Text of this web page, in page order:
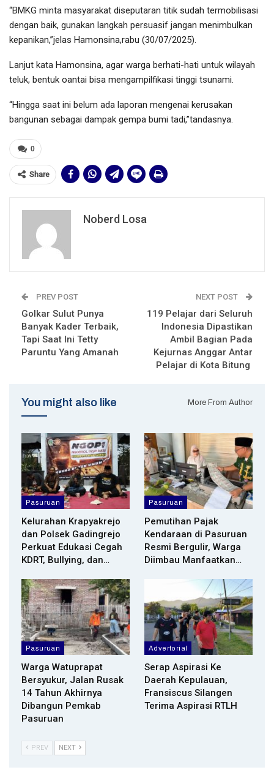
“BMKG minta masyarakat diseputaran titik sudah termobilisasi
dengan baik, gunakan langkah persuasif jangan menimbulkan
kepanikan,”jelas Hamonsina,rabu (30/07/2025).
Lanjut kata Hamonsina, agar warga berhati-hati untuk wilayah
teluk, bentuk oantai bisa mengampilfikasi tinggi tsunami.
“Hingga saat ini belum ada laporan mengenai kerusakan
bangunan sebagai dampak gempa bumi tadi,”tandasnya.
0
Share
Noberd Losa
PREV POST
Golkar Sulut Punya
Banyak Kader Terbaik,
Tapi Saat Ini Tetty
Paruntu Yang Amanah
NEXT POST
119 Pelajar dari Seluruh
Indonesia Dipastikan
Ambil Bagian Pada
Kejurnas Anggar Antar
Pelajar di Kota Bitung
You might also like More From Author
Pasuruan
Kelurahan Krapyakrejo
dan Polsek Gadingrejo
Perkuat Edukasi Cegah
KDRT, Bullying, dan…
Pasuruan
Pemutihan Pajak
Kendaraan di Pasuruan
Resmi Bergulir, Warga
Diimbau Manfaatkan…
Pasuruan
Warga Watuprapat
Bersyukur, Jalan Rusak
14 Tahun Akhirnya
Dibangun Pemkab
Pasuruan
Advertorial
Serap Aspirasi Ke
Daerah Kepulauan,
Fransiscus Silangen
Terima Aspirasi RTLH
PREV NEXT